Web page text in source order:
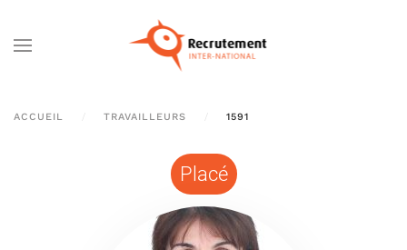
Passer au contenu principal
ACCUEIL TRAVAILLEURS 1591
Placé